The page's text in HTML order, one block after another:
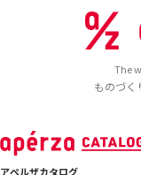
The
ものづく
アペルザカタログ